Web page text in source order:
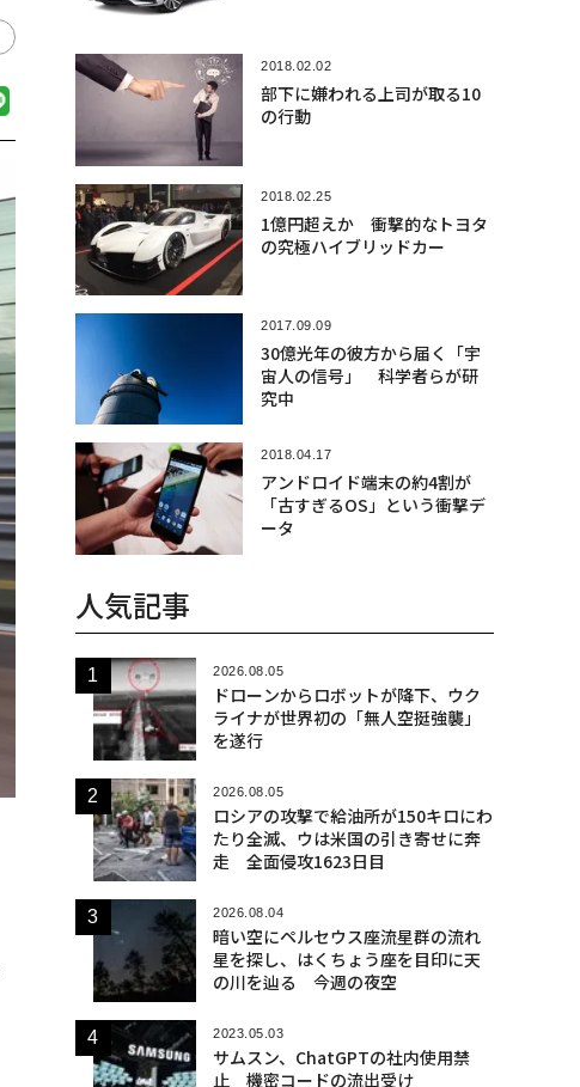
2018.02.02
部下に嫌われる上司が取る10
の行動
2018.02.25
1億円超えか 衝撃的なトヨタ
の究極ハイブリッドカー
2017.09.09
30億光年の彼方から届く「宇
宙人の信号」 科学者らが研
究中
2018.04.17
アンドロイド端末の約4割が
「古すぎるOS」という衝撃デ
ータ
人気記事
2026.08.05
ドローンからロボットが降下、ウク
ライナが世界初の「無人空挺強襲」
を遂行
2026.08.05
ロシアの攻撃で給油所が150キロにわ
たり全滅、ウは米国の引き寄せに奔
走 全面侵攻1623日目
2026.08.04
暗い空にペルセウス座流星群の流れ
星を探し、はくちょう座を目印に天
の川を辿る 今週の夜空
2023.05.03
サムスン、ChatGPTの社内使用禁
止 機密コードの流出受け